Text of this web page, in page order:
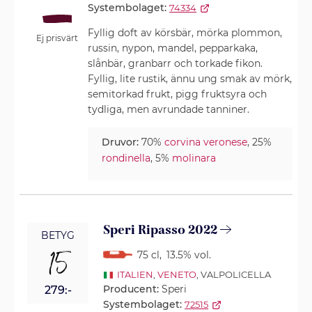
Ej prisvärt
Systembolaget: 74334
Fyllig doft av körsbär, mörka plommon,
russin, nypon, mandel, pepparkaka,
slånbär, granbarr och torkade fikon.
Fyllig, lite rustik, ännu ung smak av mörk,
semitorkad frukt, pigg fruktsyra och
tydliga, men avrundade tanniner.
Druvor: 70%corvina veronese, 25%
rondinella, 5% molinara
BETYG
15
279:-
Speri Ripasso 2022
75 cl, 13.5% vol.
ITALIEN VENETO, VALPOLICELLA
Producent:Speri
Systembolaget: 72515